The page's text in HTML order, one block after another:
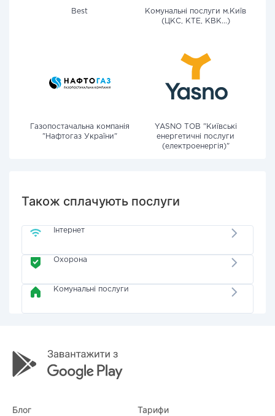
Best
Комунальні послуги м.Київ
(ЦКС, КТЕ, КВК...)
Газопостачальна компанія
"Нафтогаз України"
YASNO ТОВ "Київські
енергетичні послуги
(електроенергія)"
Також сплачують послуги
Інтернет
Охорона
Комунальні послуги
Блог Тарифи